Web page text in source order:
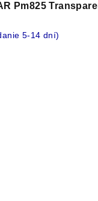
Pm825
5-14 dní)